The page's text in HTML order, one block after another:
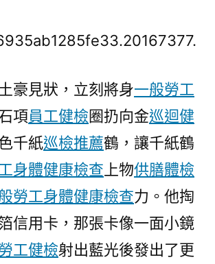
子
人
事
部
經
理
受
坐
牢
土豪見狀，立刻將身一般勞工
項員工健檢圈扔向金巡迴健
千紙巡檢推薦鶴，讓千紙鶴
身體健康檢查 上物供膳體檢
勞工身體健康檢查力。他掏
信用卡，那張卡像一面小鏡
工健檢射出藍光後發出了更